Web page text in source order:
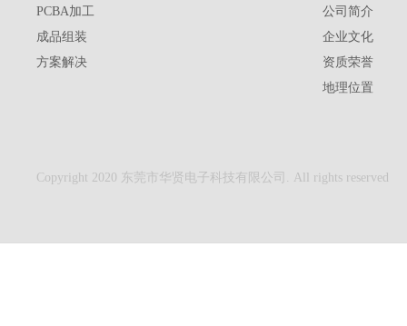
PCBA加工
成品组装
方案解决
公司简介
企业文化
资质荣誉
地理位置
Copyright 2020 东莞市华贤电子科技有限公司. All rights reserved